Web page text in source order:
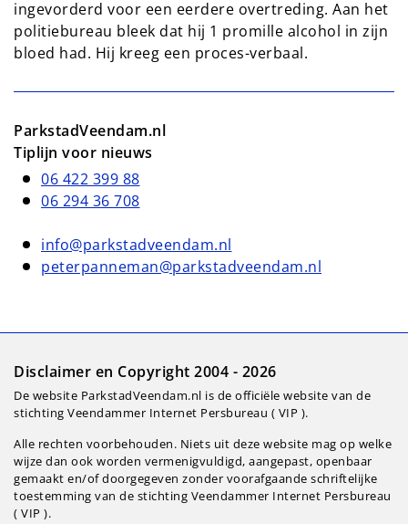
ingevorderd voor een eerdere overtreding. Aan het
politiebureau bleek dat hij 1 promille alcohol in zijn
bloed had. Hij kreeg een proces-verbaal.
ParkstadVeendam.nl
Tiplijn voor nieuws
06 422 399 88
06 294 36 708
info@parkstadveendam.nl
peterpanneman@parkstadveendam.nl
Disclaimer en Copyright 2004 - 2026
De website ParkstadVeendam.nl is de officiële website van de
stichting Veendammer Internet Persbureau ( VIP ).
Alle rechten voorbehouden. Niets uit deze website mag op welke
wijze dan ook worden vermenigvuldigd, aangepast, openbaar
gemaakt en/of doorgegeven zonder voorafgaande schriftelijke
toestemming van de stichting Veendammer Internet Persbureau
( VIP ).